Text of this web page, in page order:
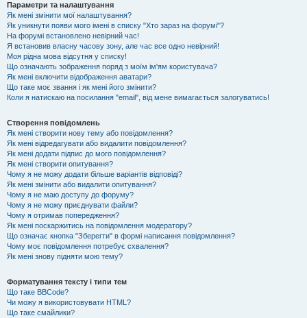
Параметри та налаштування
Як мені змінити мої налаштування?
Як уникнути появи мого імені в списку "Хто зараз на форумі"?
На форумі встановлено невірний час!
Я встановив власну часову зону, але час все одно невірний!
Моя рідна мова відсутня у списку!
Що означають зображення поряд з моїм ім'ям користувача?
Як мені включити відображення аватари?
Що таке моє звання і як мені його змінити?
Коли я натискаю на посилання "email", від мене вимагається залогуватись!
Створення повідомлень
Як мені створити нову тему або повідомлення?
Як мені відредагувати або видалити повідомлення?
Як мені додати підпис до мого повідомлення?
Як мені створити опитування?
Чому я не можу додати більше варіантів відповіді?
Як мені змінити або видалити опитування?
Чому я не маю доступу до форуму?
Чому я не можу приєднувати файли?
Чому я отримав попередження?
Як мені поскаржитись на повідомлення модератору?
Що означає кнопка "Зберегти" в формі написання повідомлення?
Чому моє повідомлення потребує схвалення?
Як мені знову підняти мою тему?
Форматування тексту і типи тем
Що таке BBCode?
Чи можу я використовувати HTML?
Що таке смайлики?